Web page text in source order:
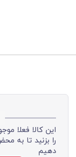
این کالا فعلا
را بزنید تا به
دهیم